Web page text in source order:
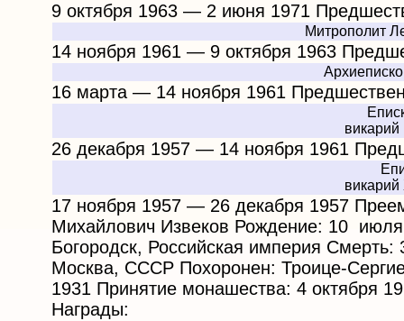
9 октября 1963 — 2 июня 1971
Митрополит
14 ноября 1961 — 9 октября 1963
16 марта — 14 ноября 1961
викарий
26 декабря 1957 — 14 ноября 1961
викарий
17 ноября 1957 — 26 декабря 1957
Михайлович Извеков Рождение: 10
Богородск, Российская империя Смерть:
Москва, СССР Похоронен: Троице-
1931 Принятие монашества: 4 октября
Награды: